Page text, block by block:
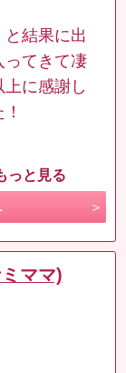
結果に出
ってきて凄
に感謝し
っと見る
ママ)